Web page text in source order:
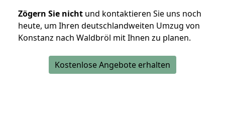
Zögern Sie nicht und kontaktieren Sie uns noch
heute, um Ihren deutschlandweiten Umzug von
Konstanz nach Waldbröl mit Ihnen zu planen.
Kostenlose Angebote erhalten